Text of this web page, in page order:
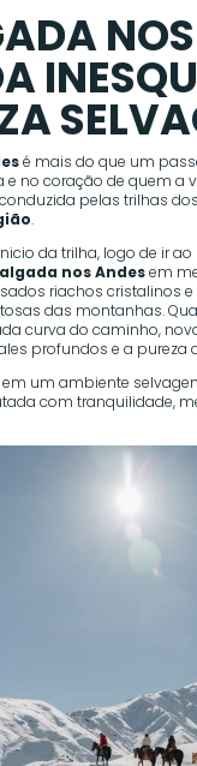
é mais do que um
no coração de quem a
pelas trilhas
.
da trilha, logo de ir
nos Andesem
riachos cristalinos
das montanhas.
curva do caminho,
profundos e a pureza
um ambiente
com tranquilidade,